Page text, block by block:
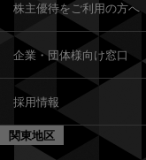
株主優待をご利用の方へ
企業・団体様向け窓口
採用情報
関東地区